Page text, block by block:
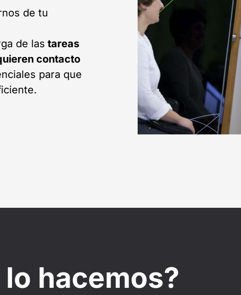
de tu
de las tareas
contacto
para que
hacemos?